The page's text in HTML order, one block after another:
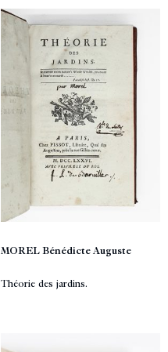
MOREL Bénédicte Auguste
Théorie des jardins.